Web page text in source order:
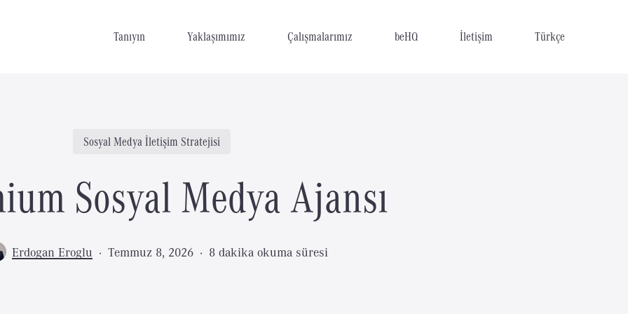
Tanıyın Yaklaşımımız Çalışmalarımız beHQ İletişim Türkçe
Sosyal Medya İletişim Stratejisi
Sosyal Medya Ajansı
Erdogan Eroglu Temmuz 8, 2026 8 dakika okuma süresi